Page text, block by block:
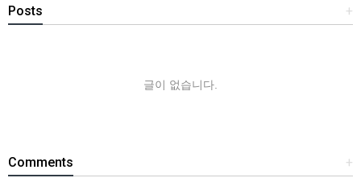
+
Posts
글이 없습니다.
+
Comments